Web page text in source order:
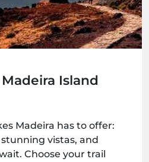
Island
Madeira has to offer:
vistas, and
Choose your trail